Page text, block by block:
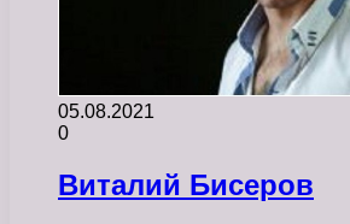
05.08.2021
0
Виталий Бисеров